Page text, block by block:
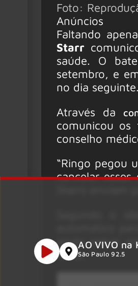
Foto:
Anúncios
Faltando
Starr
saúde. O
setembro, e
no dia seguinte.
Através da
comunicou
conselho
“Ringo pegou
cancelar
ainda entrar
volta.
AO VIVO na
São Paulo 92.5